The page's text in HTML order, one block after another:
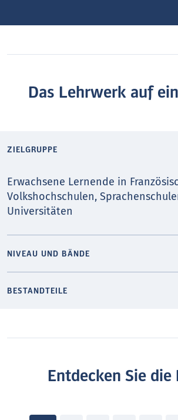
Das Lehrwerk auf
ZIELGRUPPE
Erwachsene Lernende in
Volkshochschulen,
Universitäten
NIVEAU UND BÄNDE
BESTANDTEILE
Entdecken Sie die